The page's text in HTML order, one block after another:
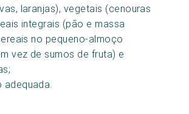
laranjas), vegetais (cenouras
integrais (pão e massa
no pequeno-almoço
vez de sumos de fruta) e